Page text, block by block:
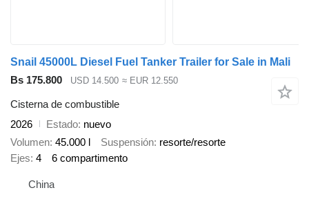
Snail 45000L Diesel Fuel Tanker Trailer for Sale in Mali
Bs 175.800
USD 14.500 ≈ EUR 12.550
Cisterna de combustible
2026
Estado nuevo
Volumen 45.000 l Suspensión resorte/resorte
Ejes 4 6 compartimento
China